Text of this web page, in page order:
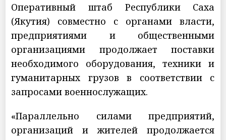
Оперативный штаб Республики Саха
(Якутия) совместно с органами власти,
предприятиями и общественными
организациями продолжает поставки
необходимого оборудования, техники и
гуманитарных грузов в соответствии с
запросами военнослужащих.
«Параллельно силами предприятий,
организаций и жителей продолжается